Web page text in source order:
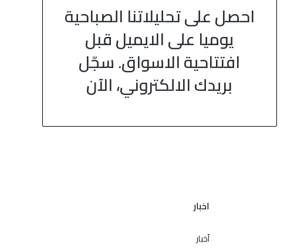
احصل على تحليلاتنا الصباحية
يوميا على الايميل قبل
افتتاحية الاسواق. سجّل
بريدك الالكتروني، الآن
اخبار
أخبار